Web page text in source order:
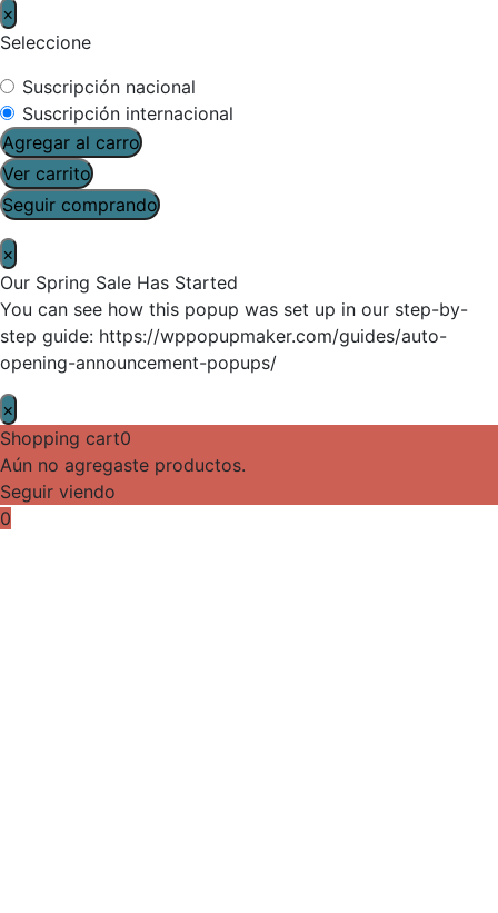
×
Seleccione
Suscripción nacional
Suscripción internacional
Agregar al carro
Ver carrito
Seguir comprando
×
Our Spring Sale Has Started
You can see how this popup was set up in our step-by-
step guide: https://wppopupmaker.com/guides/auto-
opening-announcement-popups/
×
Shopping cart0
Aún no agregaste productos.
Seguir viendo
0